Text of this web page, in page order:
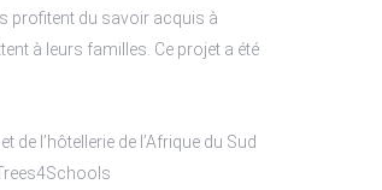
profitent du savoir acquis à
à leurs familles. Ce projet a été
l’hôtellerie de l’Afrique du Sud